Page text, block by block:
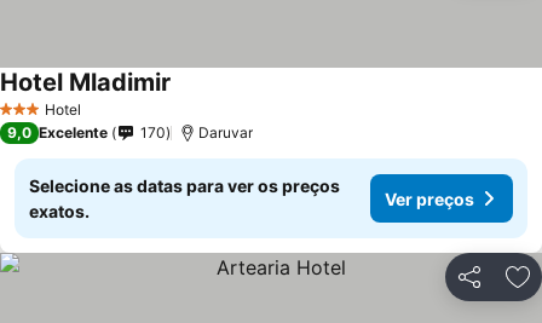
3 EstrelasHotel
Hotel Mladimir
9,0 Excelente 170 Daruvar
Selecione as datas para ver os preços
exatos.
Ver preços
Partilhar